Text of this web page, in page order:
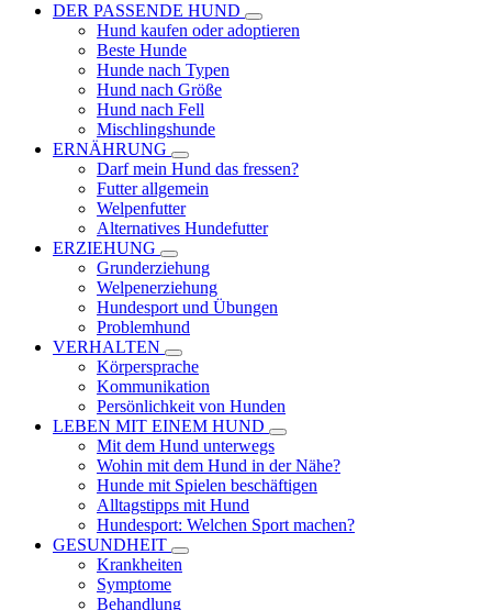
DER PASSENDE HUND
Hund kaufen oder adoptieren
Beste Hunde
Hunde nach Typen
Hund nach Größe
Hund nach Fell
Mischlingshunde
ERNÄHRUNG
Darf mein Hund das fressen?
Futter allgemein
Welpenfutter
Alternatives Hundefutter
ERZIEHUNG
Grunderziehung
Welpenerziehung
Hundesport und Übungen
Problemhund
VERHALTEN
Körpersprache
Kommunikation
Persönlichkeit von Hunden
LEBEN MIT EINEM HUND
Mit dem Hund unterwegs
Wohin mit dem Hund in der Nähe?
Hunde mit Spielen beschäftigen
Alltagstipps mit Hund
Hundesport: Welchen Sport machen?
GESUNDHEIT
Krankheiten
Symptome
Behandlung